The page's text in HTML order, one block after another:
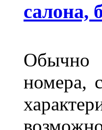
салона,
Обычно
номера,